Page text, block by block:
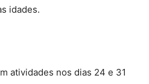
idades.
atividades nos dias 24 e 31